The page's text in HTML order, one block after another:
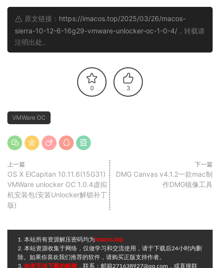
原文链接： https://imacos.top/2025/03/26/macos-
sierra-10-12-6-16g29-vmware-unlocker-oc-1-0-4/ ，转载请
注明出处。
0 3
VMWare OC
上一篇
OS X ElCapitan 10.11.6(15G31)
VMWare unlocker OC 1.0.4虚拟
机安装包(安装Unlocker解锁补丁
版)
下一篇
DMG Canvas v4.1.2一款mac制
作DMG镜像工具
1. 本站所有资源解压密码均为imacos.top
2. 本站资源收集于网络，仅做学习和交流使用，请于下载后24小时内删
除。如果你喜欢我们推荐的软件，请购买正版支持作者。
3. 如有无法下载的链接 ，联系：邮箱271638927@qq.com，或直接联